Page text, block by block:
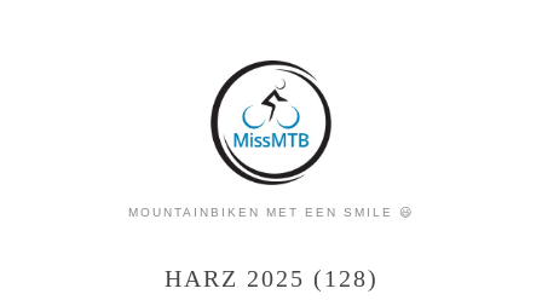
MOUNTAINBIKEN MET EEN SMILE 😃
HARZ 2025 (128)